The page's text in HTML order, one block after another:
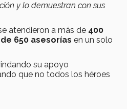
y lo demuestran con sus
atendieron a más de 400
de 650 asesorías en un solo
su apoyo
que no todos los héroes